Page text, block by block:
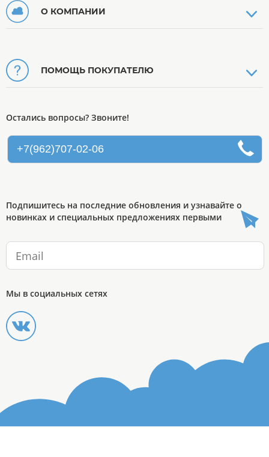
О КОМПАНИИ
ПОМОЩЬ ПОКУПАТЕЛЮ
Остались вопросы? Звоните!
+7(962)707-02-06
Подпишитесь на последние обновления и узнавайте о
новинках и специальных предложениях первыми
Мы в социальных сетях